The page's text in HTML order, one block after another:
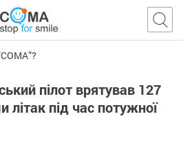
пілот врятував 127
літак під час потужної